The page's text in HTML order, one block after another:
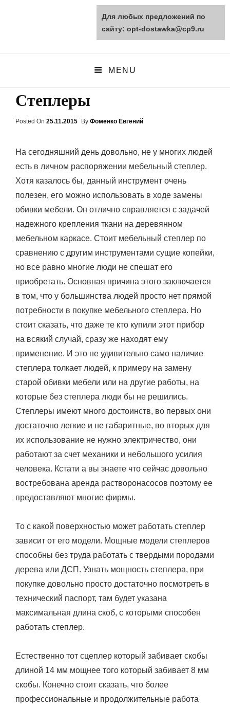
opt-dostawka.ru
MENU
Степлеры
Posted On Posted
25.11.2015 By Фоменко Евгений
На сегодняшний день довольно, не у многих людей
есть в личном распоряжении мебельный степлер.
Хотя казалось бы, данный инструмент очень
полезен, его можно использовать в ходе замены
обивки мебели. Он отлично справляется с задачей
надежного крепления ткани на деревянном
мебельном каркасе. Стоит мебельный степлер по
сравнению с другим инструментами сущие копейки,
но все равно многие люди не спешат его
приобретать. Основная причина этого заключается
в том, что у большинства людей просто нет прямой
потребности в покупке мебельного степлера. Но
стоит сказать, что даже те кто купили этот прибор
на всякий случай, сразу же находят ему
применение. И это не удивительно само наличие
степлера толкает людей, к примеру на замену
старой обивки мебели или на другие работы, на
которые без степлера люди бы не решились.
Степлеры имеют много достоинств, во первых они
достаточно легкие и не габаритные, во вторых для
их использование не нужно электричество, они
работают за счет механики и небольшого усилия
человека. Кстати а вы знаете что сейчас довольно
востребована аренда растворонасосов поэтому ее
предоставляют многие фирмы.
То с какой поверхностью может работать степлер
зависит от его модели. Мощные модели степлеров
способны без труда работать с твердыми породами
дерева или ДСП. Узнать мощность степлера, при
покупке довольно просто достаточно посмотреть в
технический паспорт, там будет указана
максимальная длина скоб, с которыми способен
работать степлер.
Естественно тот сцеплер который забивает скобы
длиной 14 мм мощнее того который забивает 8 мм
скобы. Конечно стоит сказать, что более
профессиональные и продолжительные работа
Для любых предложений по
сайту: opt-dostawka@cp9.ru